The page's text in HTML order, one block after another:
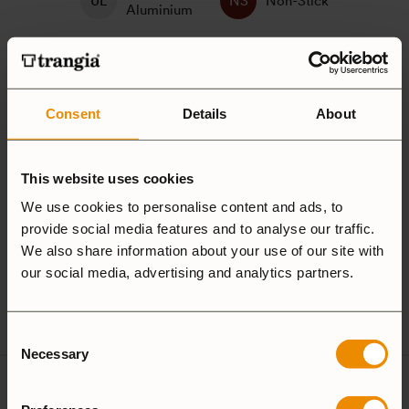
Consent Details About
This website uses cookies
We use cookies to personalise content and ads, to
provide social media features and to analyse our traffic.
We also share information about your use of our site with
our social media, advertising and analytics partners.
Selection
Necessary
Aluminium
Duossal
25 Large
Camping Set
Recensioner